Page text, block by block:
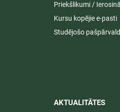
Priekšlikumi /
Kursu kopējie e-pasti
Studējošo
AKTUALITĀTES​​